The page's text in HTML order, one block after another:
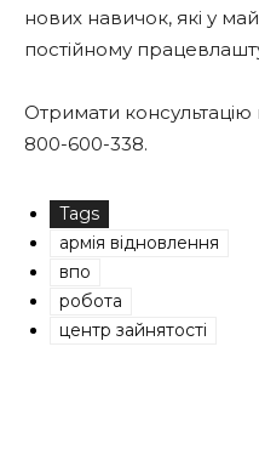
нових навичок, які у
постійному
Отримати
800-600-338.
Tags
армія відновлення
впо
робота
центр зайнятості